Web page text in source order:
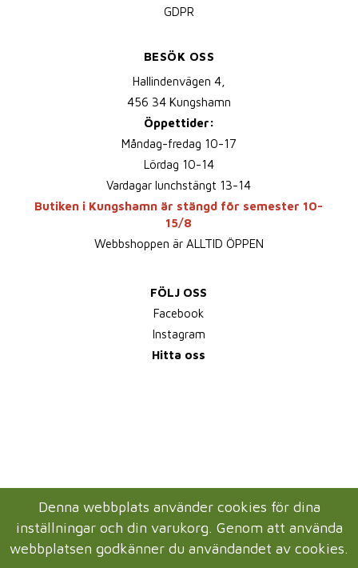
GDPR
BESÖK OSS
Hallindenvägen 4,
456 34 Kungshamn
Öppettider:
Måndag-fredag 10-17
Lördag 10-14
Vardagar lunchstängt 13-14
Butiken i Kungshamn är stängd för semester 10-
15/8
Webbshoppen är ALLTID ÖPPEN
FÖLJ OSS
Facebook
Instagram
Hitta oss
Denna webbplats använder cookies för dina
inställningar och din varukorg. Genom att använda
webbplatsen godkänner du användandet av cookies.